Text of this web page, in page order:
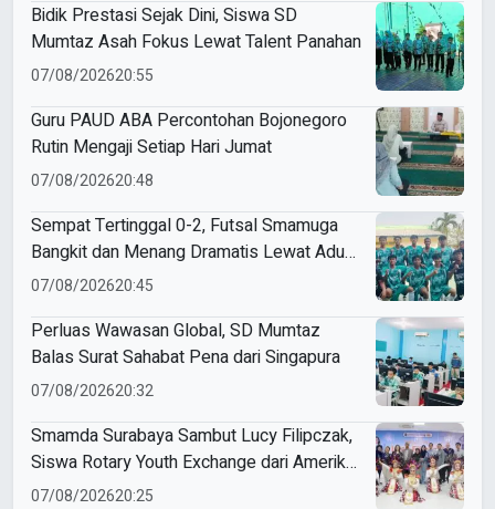
Bidik Prestasi Sejak Dini, Siswa SD
Mumtaz Asah Fokus Lewat Talent Panahan
07/08/202620:55
Guru PAUD ABA Percontohan Bojonegoro
Rutin Mengaji Setiap Hari Jumat
07/08/202620:48
Sempat Tertinggal 0-2, Futsal Smamuga
Bangkit dan Menang Dramatis Lewat Adu
Penalti
07/08/202620:45
Perluas Wawasan Global, SD Mumtaz
Balas Surat Sahabat Pena dari Singapura
07/08/202620:32
Smamda Surabaya Sambut Lucy Filipczak,
Siswa Rotary Youth Exchange dari Amerika
Serikat
07/08/202620:25